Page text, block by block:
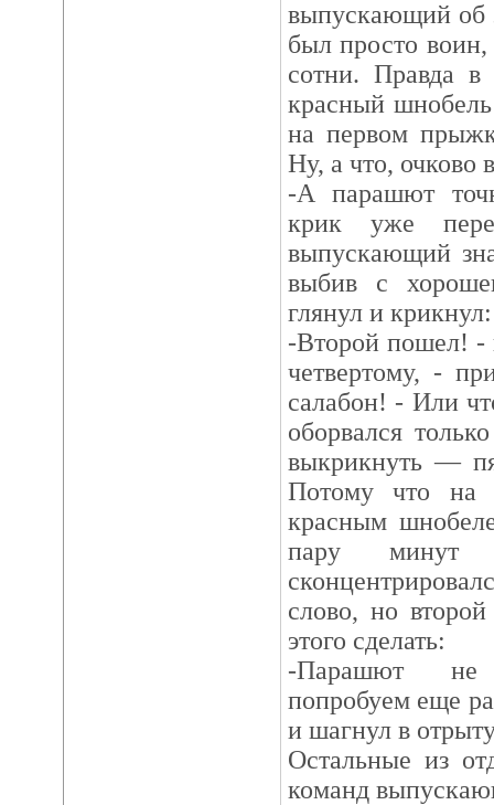
выпускающий об
был просто
сотни. Правда в
красный
на первом
Ну, а что, очково
-А парашют
крик уже
выпускающий
выбив с
глянул и крикнул:
-Второй пошел! -
четвертому, -
салабон! - Или
оборвался
выкрикнуть —
Потому что на
красным
пару минут
слово, но
этого сделать:
-Парашют не
попробуем еще
и шагнул в
Остальные из
команд